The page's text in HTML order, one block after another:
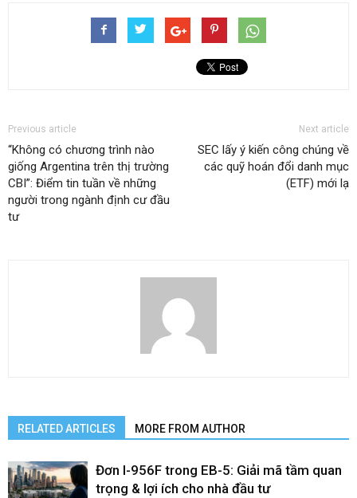
Previous article
“Không có chương trình nào
giống Argentina trên thị trường
CBI”: Điểm tin tuần về những
người trong ngành định cư đầu
tư
Next article
SEC lấy ý kiến công chúng về
các quỹ hoán đổi danh mục
(ETF) mới lạ
RELATED ARTICLES MORE FROM AUTHOR
Đơn I-956F trong EB-5: Giải mã tầm quan
trọng & lợi ích cho nhà đầu tư